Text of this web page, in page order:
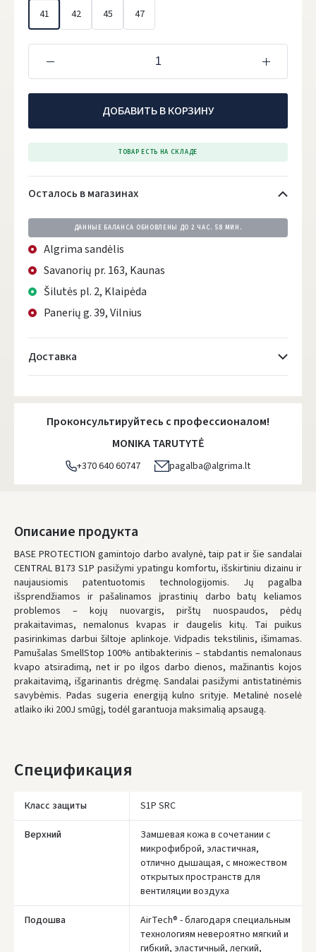
41
42 45 47
ДОБАВИТЬ В КОРЗИНУ
ТОВАР ЕСТЬ НА СКЛАДЕ
Осталось в магазинах
ДАННЫЕ БАЛАНСА ОБНОВЛЕНЫ ДО 2 ЧАС. 58 МИН.
Algrima sandėlis
Savanorių pr. 163, Kaunas
Šilutės pl. 2, Klaipėda
Panerių g. 39, Vilnius
Доставка
Atsiėmimo taškai- 0.00 €
DPD kurjeris - 5.00 €
DPD paštomatai- 4.00 €
LP Express paštomatai
Понедельник, Август 10 d.
LP Express kurjeris- 4.00 €
Понедельник, Август 10 d.
ЗАКАЗЫ ОТ80 € БЕСПЛАТНАЯ ДОСТАВКА!
НЕДОСТАТОК БЕСПЛАТНОЙ ДОСТАВКИ:80 €
* Сроки доставки являются ориентировочными и могут зависеть от
доступности курьерской службы.
Проконсультируйтесь с профессионалом!
MONIKA TARUTYTĖ
+370 640 60747 pagalba@algrima.lt
Описание продукта
BASE PROTECTION gamintojo darbo avalynė, taip pat ir šie sandalai
CENTRAL B173 S1P pasižymi ypatingu komfortu, išskirtiniu dizainu ir
naujausiomis patentuotomis technologijomis. Jų pagalba
išsprendžiamos ir pašalinamos įprastinių darbo batų keliamos
problemos – kojų nuovargis, pirštų nuospaudos, pėdų
prakaitavimas, nemalonus kvapas ir daugelis kitų. Tai puikus
pasirinkimas darbui šiltoje aplinkoje. Vidpadis tekstilinis, išimamas.
Pamušalas SmellStop 100% antibakterinis – stabdantis nemalonaus
kvapo atsiradimą, net ir po ilgos darbo dienos, mažinantis kojos
prakaitavimą, išgarinantis drėgmę. Sandalai pasižymi antistatinėmis
savybėmis. Padas sugeria energiją kulno srityje. Metalinė noselė
atlaiko iki 200J smūgį, todėl garantuoja maksimalią apsaugą.
Спецификация
Класс защиты S1P SRC
Верхний
Замшевая кожа в сочетании с
микрофиброй, эластичная,
отлично дышащая, с множеством
открытых пространств для
вентиляции воздуха
Подошва
AirTech® - благодаря специальным
технологиям невероятно мягкий и
гибкий, эластичный, легкий,